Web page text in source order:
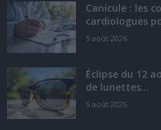
Canicule : les
cardiologues
5 août 2026
Éclipse du 12
de lunettes...
5 août 2026